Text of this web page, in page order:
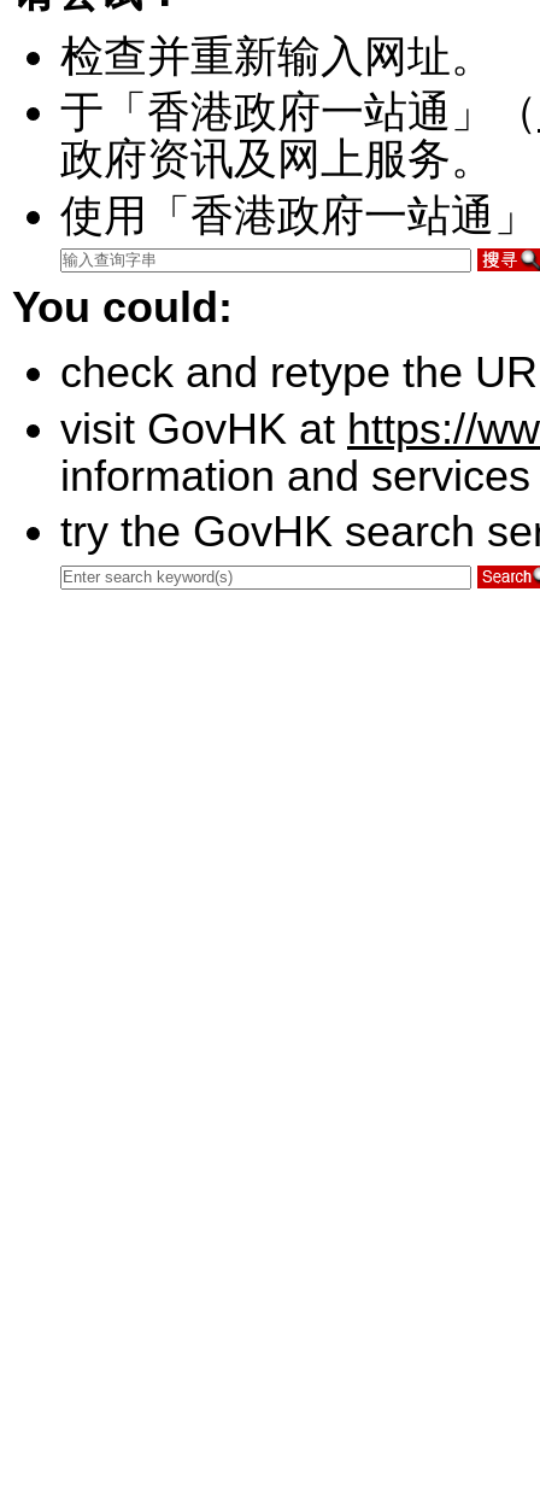
检查并重新输入网址。
于「香港政府一站通」（
政府资讯及网上服务。
使用「香港政府一站通
You could:
check and retype the
visit GovHK at https://
information and
try the GovHK search